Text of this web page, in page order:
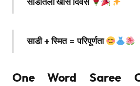
साडी + स्मित = परिपूर्णता
One Word Saree